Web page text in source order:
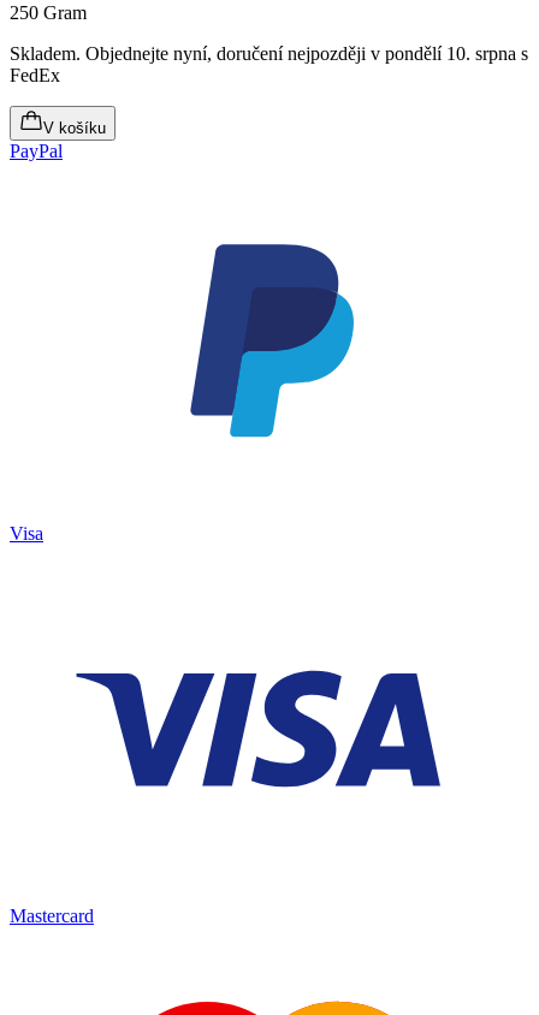
250 Gram
Skladem. Objednejte nyní, doručení nejpozději v pondělí 10. srpna s
FedEx
V košíku
PayPal
Visa
Mastercard